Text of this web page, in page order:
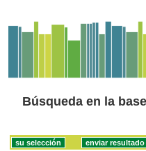
Búsqueda en la